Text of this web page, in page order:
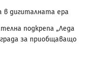
в дигиталната ера
подкрепа „Леда
за приобщаващо